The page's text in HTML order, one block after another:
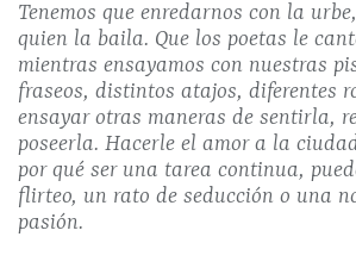
Tenemos que enredarnos con la
quien la baila. Que los poetas le
mientras ensayamos con nuestras
fraseos, distintos atajos, diferentes
ensayar otras maneras de sentirla,
poseerla. Hacerle el amor a la
por qué ser una tarea continua,
flirteo, un rato de seducción o una
pasión.